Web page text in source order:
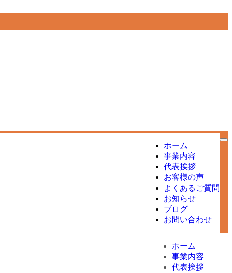
ホーム
事業内容
代表挨拶
お客様の声
よくあるご質問
お知らせ
ブログ
お問い合わせ
ホーム
事業内容
代表挨拶